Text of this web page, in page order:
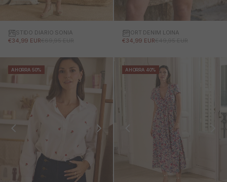
VESTIDO DIARIO SONIA
PRECIO DE OFERTA
€34,99 EURPRECIO NORMAL
€69,95 EUR
SHORT DENIM LOINA
PRECIO DE OFERTA
€34,99 EURPRECIO NORMAL
€49,95 EUR
AHORRA 50% AHORRA 40%